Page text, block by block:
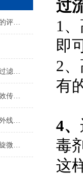
高压静电水处理器节能效果的评估方法
这些使用故障，全自动刷式过滤器用户碰到过吗？
螺旋微泡处理器如何实现高效传质与反应加速？
上海鹭加环保对处理水的紫外线和臭氧灭菌技术
如何选择适合工业过程的螺旋微泡处理器
过
1
即
2
有
4、
毒
这